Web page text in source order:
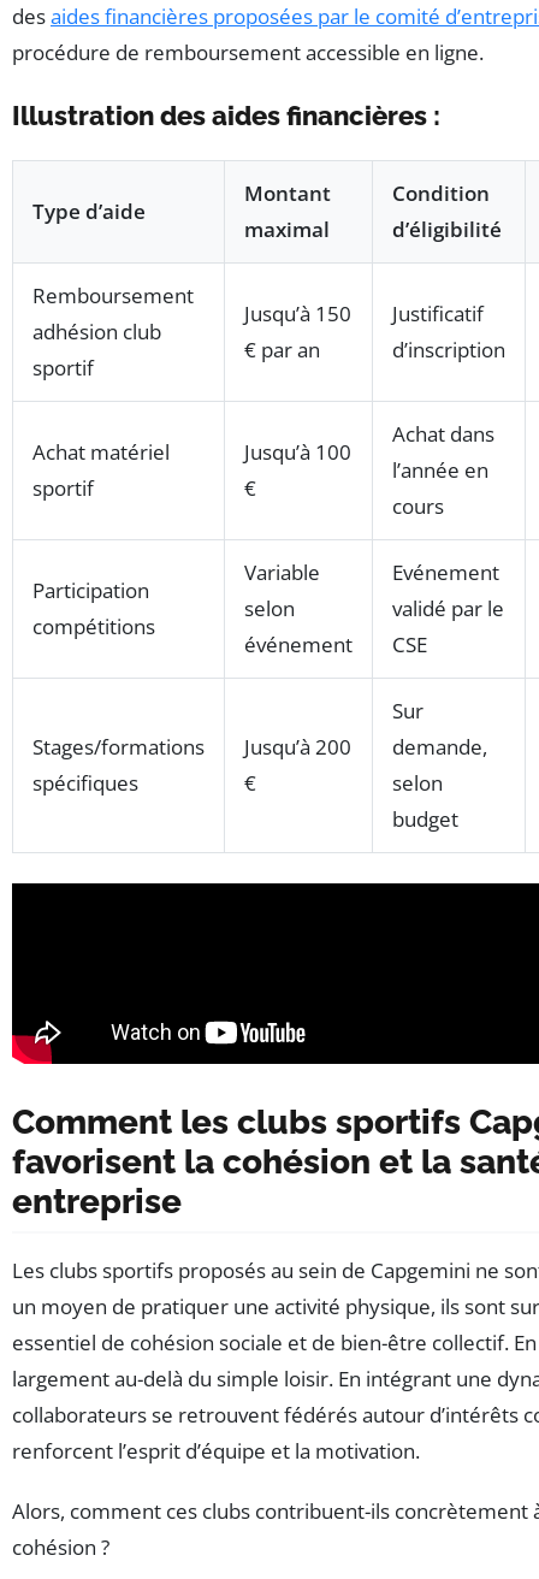
desaides financières proposées par le comité
procédure de remboursement accessible en ligne.
Illustration des aides financières :
Type d’aide
Montant
maximal
Condition
d’éligibilité
Remboursement
adhésion club
sportif
Jusqu’à 150
€ par an
Justificatif
d’inscription
Achat matériel
sportif
Jusqu’à 100
€
Achat dans
l’année en
cours
Participation
compétitions
Variable
selon
événement
Evénement
validé par le
CSE
Stages/formations
spécifiques
Jusqu’à 200
€
Sur
demande,
selon
budget
Comment les clubs sportifs
favorisent la cohésion et la
entreprise
Les clubs sportifs proposés au sein de Capgemini ne
un moyen de pratiquer une activité physique, ils sont
essentiel de cohésion sociale et de bien-être collectif.
largement au-delà du simple loisir. En intégrant une
collaborateurs se retrouvent fédérés autour d’intérêts
renforcent l’esprit d’équipe et la motivation.
Alors, comment ces clubs contribuent-ils concrètement
cohésion ?